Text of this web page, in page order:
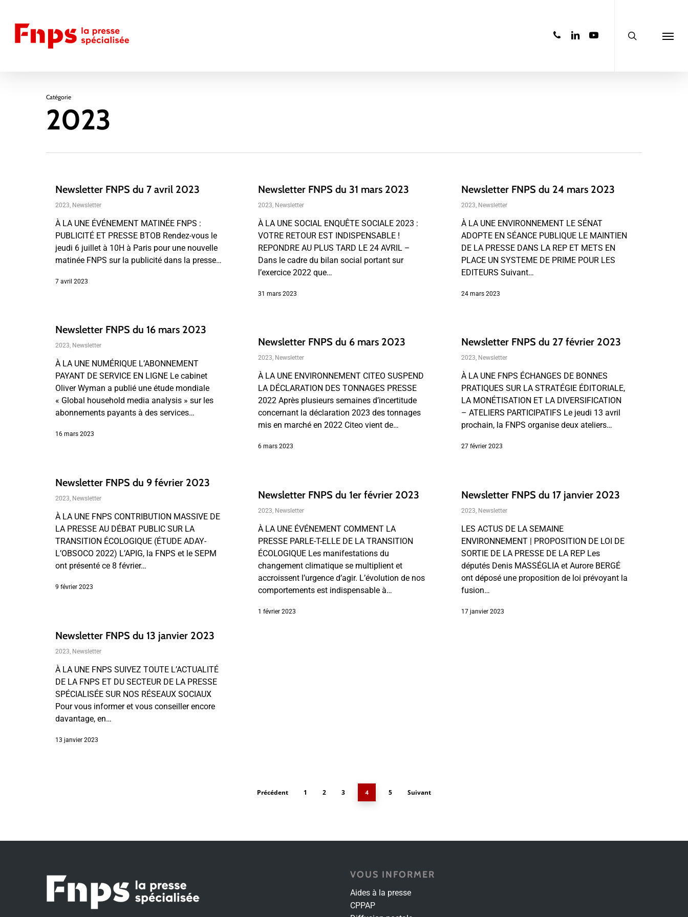
content
Menu
linkedin youtube
phone
Catégorie
2023
Newsletter FNPS du 7 avril 2023
2023, Newsletter
À LA UNE ÉVÉNEMENT MATINÉE FNPS :
PUBLICITÉ ET PRESSE BTOB Rendez-vous le
jeudi 6 juillet à 10H à Paris pour une nouvelle
matinée FNPS sur la publicité dans la presse…
7 avril 2023
Newsletter FNPS du 31 mars 2023
2023, Newsletter
À LA UNE SOCIAL ENQUÊTE SOCIALE 2023 :
VOTRE RETOUR EST INDISPENSABLE !
REPONDRE AU PLUS TARD LE 24 AVRIL –
Dans le cadre du bilan social portant sur
l’exercice 2022 que…
31 mars 2023
Newsletter FNPS du 24 mars 2023
2023, Newsletter
À LA UNE ENVIRONNEMENT LE SÉNAT
ADOPTE EN SÉANCE PUBLIQUE LE MAINTIEN
DE LA PRESSE DANS LA REP ET METS EN
PLACE UN SYSTEME DE PRIME POUR LES
EDITEURS Suivant…
24 mars 2023
Newsletter FNPS du 16 mars 2023
2023, Newsletter
À LA UNE NUMÉRIQUE L’ABONNEMENT
PAYANT DE SERVICE EN LIGNE Le cabinet
Oliver Wyman a publié une étude mondiale
« Global household media analysis » sur les
abonnements payants à des services…
16 mars 2023
Newsletter FNPS du 6 mars 2023
2023, Newsletter
À LA UNE ENVIRONNEMENT CITEO SUSPEND
LA DÉCLARATION DES TONNAGES PRESSE
2022 Après plusieurs semaines d’incertitude
concernant la déclaration 2023 des tonnages
mis en marché en 2022 Citeo vient de…
6 mars 2023
Newsletter FNPS du 27 février 2023
2023, Newsletter
À LA UNE FNPS ÉCHANGES DE BONNES
PRATIQUES SUR LA STRATÉGIE ÉDITORIALE,
LA MONÉTISATION ET LA DIVERSIFICATION
– ATELIERS PARTICIPATIFS Le jeudi 13 avril
prochain, la FNPS organise deux ateliers…
27 février 2023
Newsletter FNPS du 9 février 2023
2023, Newsletter
À LA UNE FNPS CONTRIBUTION MASSIVE DE
LA PRESSE AU DÉBAT PUBLIC SUR LA
TRANSITION ÉCOLOGIQUE (ÉTUDE ADAY-
L’OBSOCO 2022) L’APIG, la FNPS et le SEPM
ont présenté ce 8 février…
9 février 2023
Newsletter FNPS du 1er février 2023
2023, Newsletter
À LA UNE ÉVÉNEMENT COMMENT LA
PRESSE PARLE-T-ELLE DE LA TRANSITION
ÉCOLOGIQUE Les manifestations du
changement climatique se multiplient et
accroissent l’urgence d’agir. L’évolution de nos
comportements est indispensable à…
1 février 2023
Newsletter FNPS du 17 janvier 2023
2023, Newsletter
LES ACTUS DE LA SEMAINE
ENVIRONNEMENT | PROPOSITION DE LOI DE
SORTIE DE LA PRESSE DE LA REP Les
députés Denis MASSÉGLIA et Aurore BERGÉ
ont déposé une proposition de loi prévoyant la
fusion…
17 janvier 2023
Newsletter FNPS du 13 janvier 2023
2023, Newsletter
À LA UNE FNPS SUIVEZ TOUTE L’ACTUALITÉ
DE LA FNPS ET DU SECTEUR DE LA PRESSE
SPÉCIALISÉE SUR NOS RÉSEAUX SOCIAUX
Pour vous informer et vous conseiller encore
davantage, en…
13 janvier 2023
Précédent 1 2 3 4 5 Suivant
VOUS INFORMER
Aides à la presse
CPPAP